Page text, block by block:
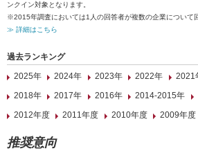
ンクイン対象となります。
※2015年調査においては1人の回答者が複数の企業について
≫ 詳細はこちら
過去ランキング
2025年
2024年 2023年 2022年 2021
2018年
2017年 2016年 2014-2015年
2012年度
2011年度 2010年度 2009年度
推奨意向